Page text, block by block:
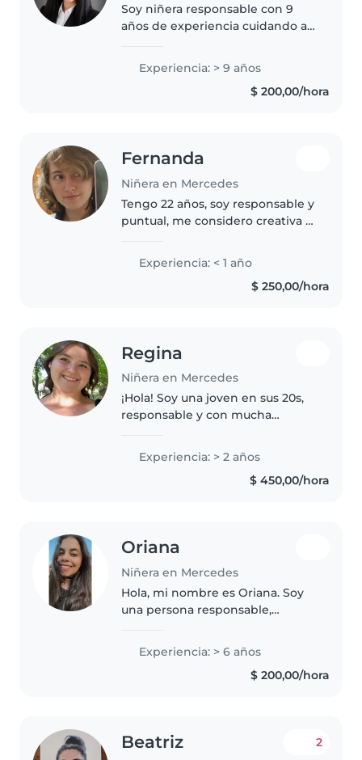
Soy niñera responsable con 9
años de experiencia cuidando a
encanta leer, dibujar, jugar y
hacer música con ellos. También
preparo comidas sencillas y..
Experiencia: > 9 años
$ 200,00/hora
Fernanda
Niñera en Mercedes
Tengo 22 años, soy responsable y
puntual, me considero creativa y
Experiencia: < 1 año
$ 250,00/hora
Regina
Niñera en Mercedes
¡Hola! Soy una joven en sus 20s,
responsable y con mucha
Tengo 2 años de experiencia
cuidando niños de todas las
edades, desde bebés hasta
Experiencia: > 2 años
$ 450,00/hora
Oriana
Niñera en Mercedes
Hola, mi nombre es Oriana. Soy
una persona responsable,
vocación por el cuidado de
niños. Me gusta crear un
ambiente seguro y tranquilo,
Experiencia: > 6 años
$ 200,00/hora
Beatriz 2